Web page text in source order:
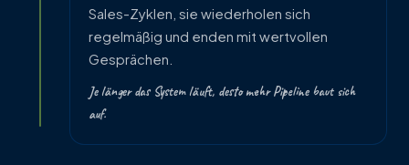
Sales-Zyklen, sie wiederholen sich
regelmäßig und enden mit wertvollen
Gesprächen.
Je länger das System läuft, desto mehr Pipeline baut sich
auf.